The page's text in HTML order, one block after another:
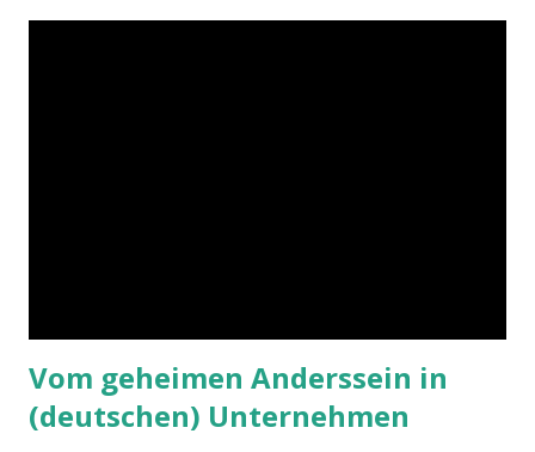
h
Vom geheimen Anderssein in
(deutschen) Unternehmen